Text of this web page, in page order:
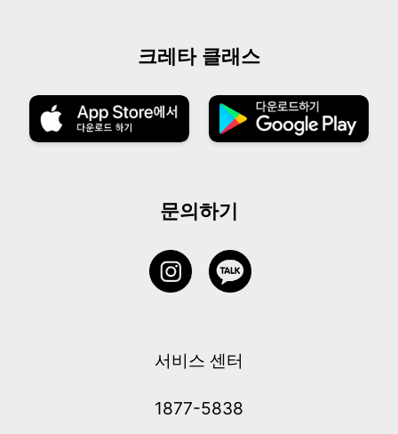
크레타 클래스
문의하기
서비스 센터
1877-5838